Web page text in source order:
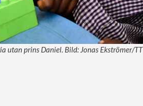
utan prins Daniel. Bild: Jonas Ekströmer/TT